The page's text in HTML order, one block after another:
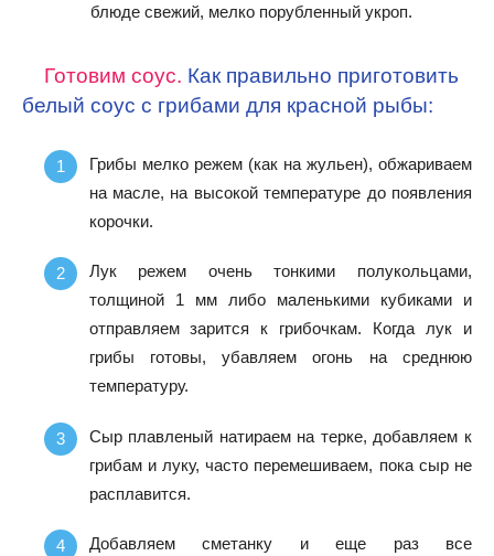
блюде свежий, мелко порубленный укроп.
Готовим соус. Как правильно приготовить
белый соус с грибами для красной рыбы:
Грибы мелко режем (как на жульен), обжариваем
на масле, на высокой температуре до появления
корочки.
Лук режем очень тонкими полукольцами,
толщиной 1 мм либо маленькими кубиками и
отправляем зарится к грибочкам. Когда лук и
грибы готовы, убавляем огонь на среднюю
температуру.
Сыр плавленый натираем на терке, добавляем к
грибам и луку, часто перемешиваем, пока сыр не
расплавится.
Добавляем сметанку и еще раз все